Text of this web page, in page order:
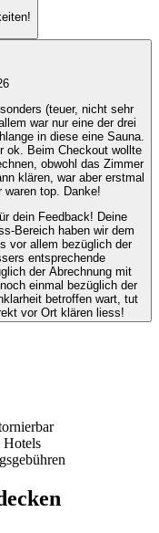
(teuer, nicht sehr
war nur eine der drei
in diese eine Sauna.
ok. Beim Checkout wollte
obwohl das Zimmer
klären, war aber erstmal
waren top. Danke!
dein Feedback! Deine
Bereich haben wir dem
vor allem bezüglich der
entsprechende
der Abrechnung mit
einmal bezüglich der
betroffen wart, tut
vor Ort klären liess!
Hotels